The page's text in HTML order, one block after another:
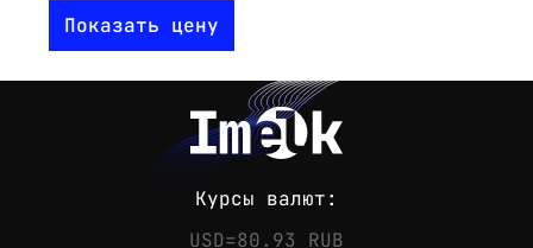
Показать цену
Курсы валют:
USD=80.93 RUB